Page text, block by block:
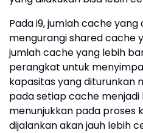
Pada i9, jumlah cache
mengurangi shared cache
jumlah cache yang lebih
perangkat untuk
kapasitas yang diturunkan
pada setiap cache menjadi
menunjukkan pada proses
dijalankan akan jauh lebih